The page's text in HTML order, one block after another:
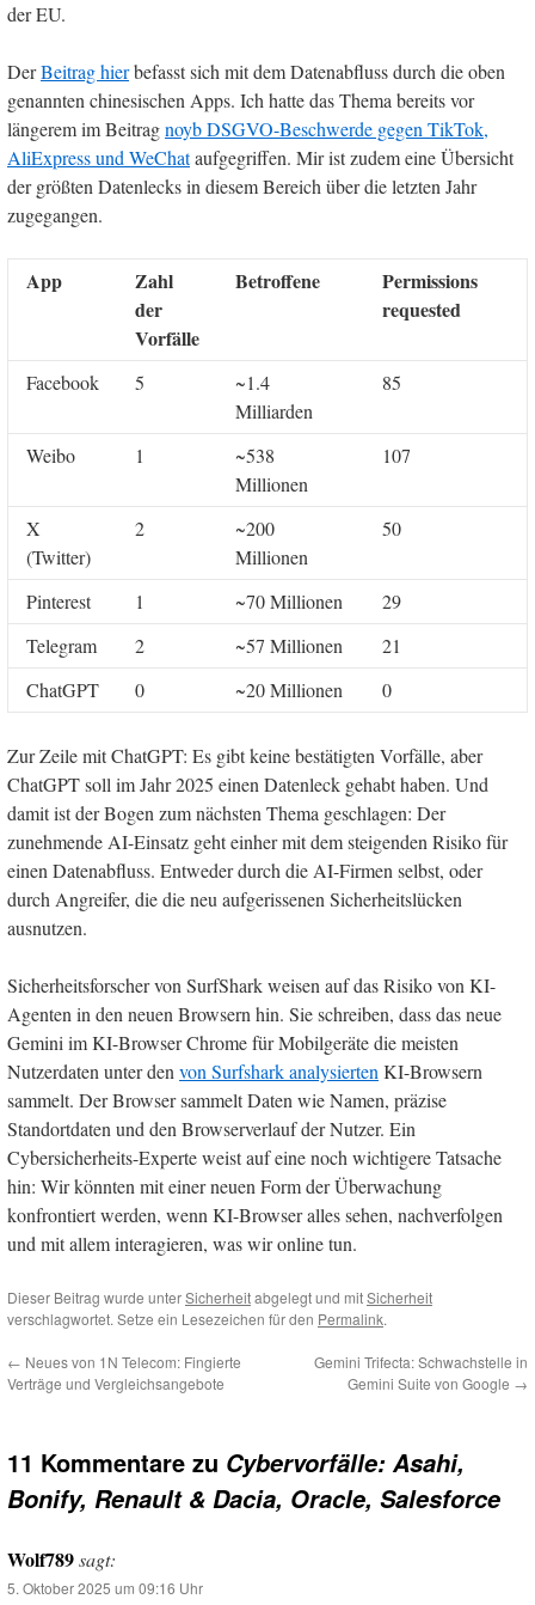
der EU.
DerBeitrag hierbefasst sich mit dem Datenabfluss durch die oben
genannten chinesischen Apps. Ich hatte das Thema bereits vor
längerem im Beitragnoyb DSGVO-Beschwerde gegen TikTok,
AliExpress und WeChataufgegriffen. Mir ist zudem eine Übersicht
der größten Datenlecks in diesem Bereich über die letzten Jahr
zugegangen.
App
Zahl
der
Vorfälle
Betroffene
Permissions
requested
Facebook 5
~1.4
Milliarden
85
Weibo 1
~538
Millionen
107
X
(Twitter)
2
~200
Millionen
50
Pinterest 1 ~70 Millionen
29
Telegram
2 ~57 Millionen
21
ChatGPT
0 ~20 Millionen 0
Zur Zeile mit ChatGPT: Es gibt keine bestätigten Vorfälle, aber
ChatGPT soll im Jahr 2025 einen Datenleck gehabt haben. Und
damit ist der Bogen zum nächsten Thema geschlagen: Der
zunehmende AI-Einsatz geht einher mit dem steigenden Risiko für
einen Datenabfluss. Entweder durch die AI-Firmen selbst, oder
durch Angreifer, die die neu aufgerissenen Sicherheitslücken
ausnutzen.
Sicherheitsforscher von SurfShark weisen auf das Risiko von KI-
Agenten in den neuen Browsern hin. Sie schreiben, dass das neue
Gemini im KI-Browser Chrome für Mobilgeräte die meisten
Nutzerdaten unter denvon Surfshark analysiertenKI-Browsern
sammelt. Der Browser sammelt Daten wie Namen, präzise
Standortdaten und den Browserverlauf der Nutzer. Ein
Cybersicherheits-Experte weist auf eine noch wichtigere Tatsache
hin: Wir könnten mit einer neuen Form der Überwachung
konfrontiert werden, wenn KI-Browser alles sehen, nachverfolgen
und mit allem interagieren, was wir online tun.
Dieser Beitrag wurde unterSicherheitabgelegt und mitSicherheit
verschlagwortet. Setze ein Lesezeichen für den Permalink.
← Neues von 1N Telecom: Fingierte
Verträge und Vergleichsangebote
Gemini Trifecta: Schwachstelle in
Gemini Suite von Google →
11 Kommentare zu Cybervorfälle: Asahi,
Bonify, Renault & Dacia, Oracle, Salesforce
Wolf789sagt:
5. Oktober 2025 um 09:16 Uhr